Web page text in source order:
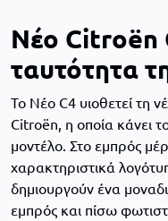
Νέο Citroën
ταυτότητα
Το Νέο C4 υιοθετεί τη
Citroën, η οποία κάνει
μοντέλο. Στο εμπρός
χαρακτηριστικά
δημιουργούν ένα
εμπρός και πίσω